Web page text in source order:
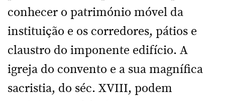
conhecer o património móvel da
instituição e os corredores, pátios e
claustro do imponente edifício. A
igreja do convento e a sua magnífica
sacristia, do séc. XVIII, podem